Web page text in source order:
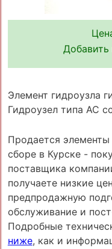
Добавить
Элемент гидроузла
Гидроузел типа AC
Продается элементы
сборе в Курске -
поставщика
получаете низкие
предпродажную
обслуживание и
Подробные
ниже, как и